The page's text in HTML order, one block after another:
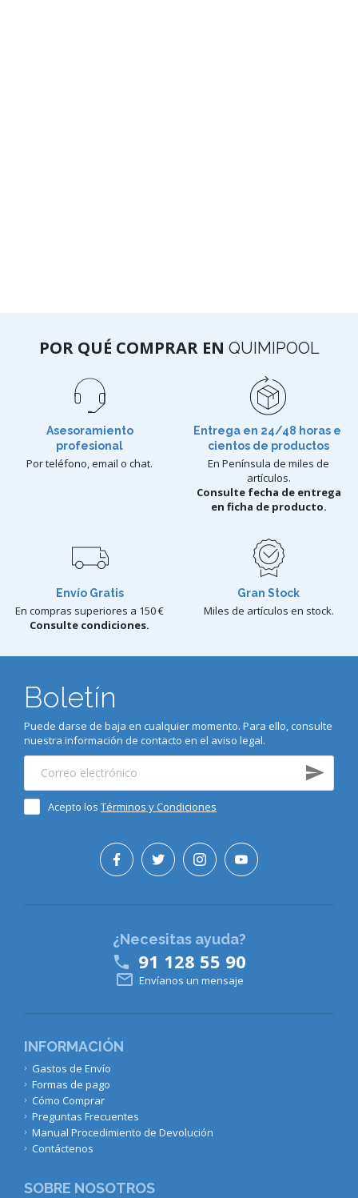
POR QUÉ COMPRAR EN QUIMIPOOL
Asesoramiento
profesional
Por teléfono, email o chat.
Entrega en 24/48 horas e
cientos de productos
En Península de miles de
artículos.
Consulte fecha de entrega
en ficha de producto.
Envío Gratis
En compras superiores a 150 €
Consulte condiciones.
Gran Stock
Miles de artículos en stock.
Boletín
Puede darse de baja en cualquier momento. Para ello, consulte
nuestra información de contacto en el aviso legal.
Acepto los Términos y Condiciones
INFORMACIÓN
Gastos de Envío
Formas de pago
Cómo Comprar
Preguntas Frecuentes
Manual Procedimiento de Devolución
Contáctenos
SOBRE NOSOTROS
¿Necesitas ayuda?
 91 128 55 90
 Envíanos un mensaje